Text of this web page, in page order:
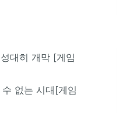
대히 개막 [게임
없는 시대[게임